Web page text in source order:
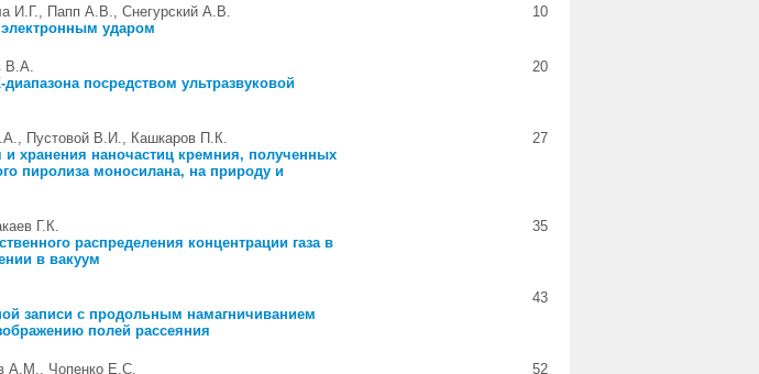
И.Г., Папп А.В., Снегурский А.В.
ударом
10
В.А.
посредством ультразвуковой
20
Пустовой В.И., Кашкаров П.К.
хранения наночастиц кремния, полученных
пиролиза моносилана, на природу и
27
Г.К.
распределения концентрации газа в
в вакуум
35
записи с продольным намагничиванием
полей рассеяния
43
А.М., Чопенко Е.С.
52